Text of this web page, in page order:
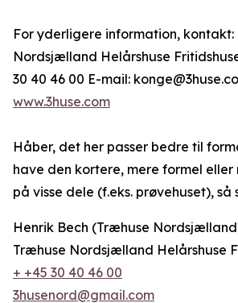
For yderligere information, kontakt:
Nordsjælland Helårshuse
30 40 46 00 E-mail:
www.3huse.com
Håber, det her passer bedre til
have den kortere, mere formel
på visse dele (f.eks. prøvehuset), så
Henrik Bech (Træhuse
Træhuse Nordsjælland Helårshuse
+ +45 30 40 46 00
3husenord@gmail.com